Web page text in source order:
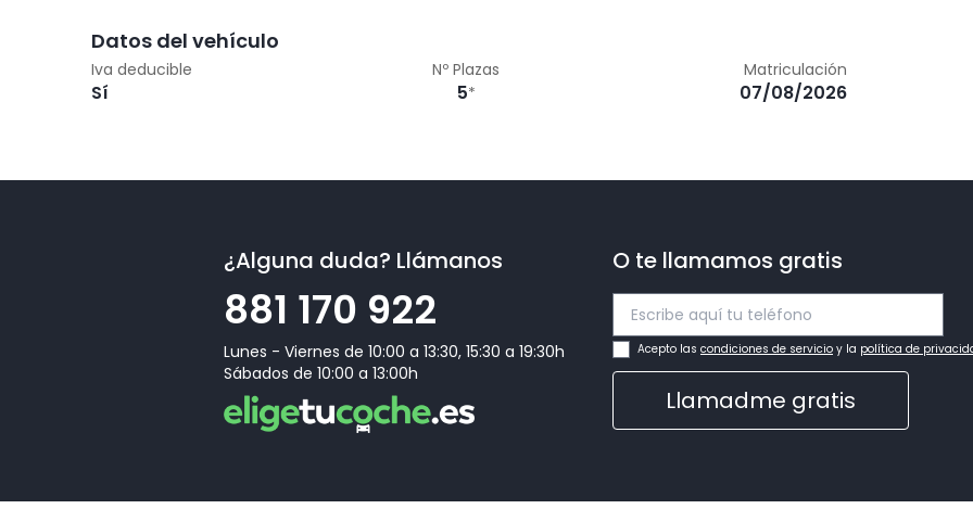
Datos del vehículo
Iva deducible
Sí
Nº Plazas
5*
Matriculación
07/08/2026
¿Alguna duda? Llámanos
881 170 922
Lunes - Viernes de 10:00 a 13:30, 15:30 a 19:30h
Sábados de 10:00 a 13:00h
O te llamamos gratis
Acepto las condiciones de servicio y la política de
Llamadme gratis